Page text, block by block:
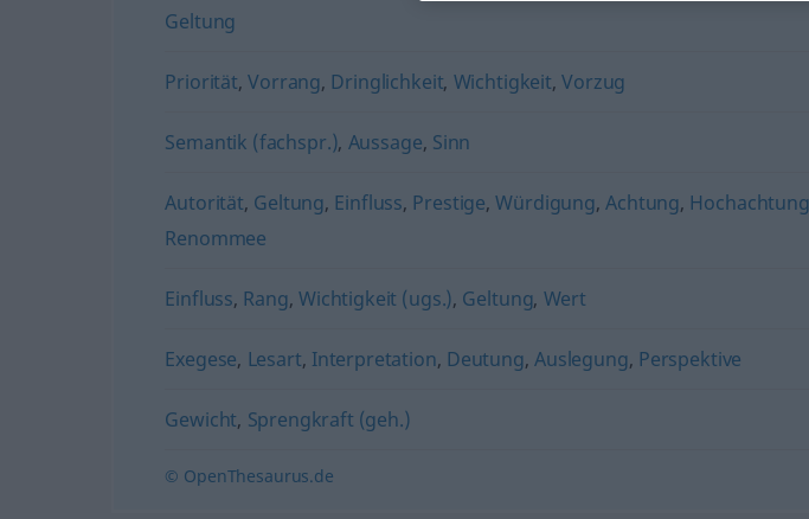
Geltung
Priorität,Vorrang, Dringlichkeit, Wichtigkeit,Vorzug
Semantik (fachspr.), Aussage, Sinn
Autorität, Geltung, Einfluss, Prestige,Würdigung,Achtung, Hochachtung
Renommee
Einfluss, Rang,Wichtigkeit (ugs.), Geltung, Wert
Exegese, Lesart, Interpretation, Deutung,Auslegung, Perspektive
Gewicht, Sprengkraft (geh.)
© OpenThesaurus.de